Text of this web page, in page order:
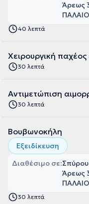
Άρεως
40 λεπτά
Χειρουργική παχέος
30 λεπτά
Αντιμετώπιση
30 λεπτά
Βουβωνοκήλη
Εξειδίκευση
Διαθέσιμο σε:
Άρεως
30 λεπτά